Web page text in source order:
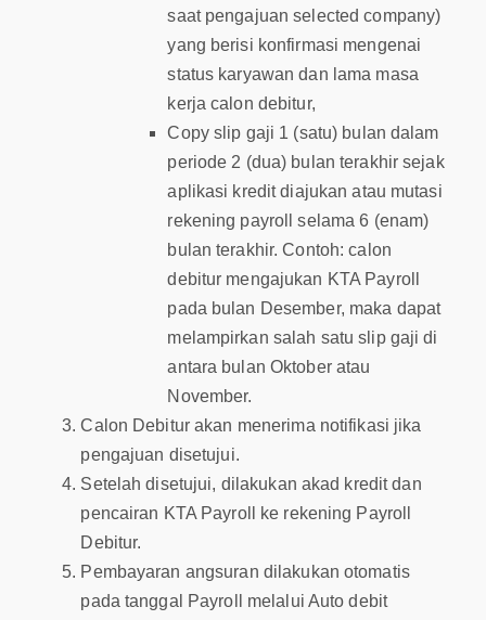
saat pengajuan selected company)
yang berisi konfirmasi mengenai
status karyawan dan lama masa
kerja calon debitur,
Copy slip gaji 1 (satu) bulan dalam
periode 2 (dua) bulan terakhir sejak
aplikasi kredit diajukan atau mutasi
rekening payroll selama 6 (enam)
bulan terakhir. Contoh: calon
debitur mengajukan KTA Payroll
pada bulan Desember, maka dapat
melampirkan salah satu slip gaji di
antara bulan Oktober atau
November.
Calon Debitur akan menerima notifikasi jika
pengajuan disetujui.
Setelah disetujui, dilakukan akad kredit dan
pencairan KTA Payroll ke rekening Payroll
Debitur.
Pembayaran angsuran dilakukan otomatis
pada tanggal Payroll melalui Auto debit